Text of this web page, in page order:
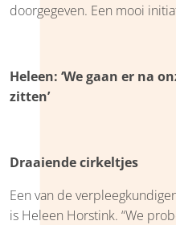
doorgegeven. Een mooi
Heleen: ‘We gaan er na
zitten’
Draaiende cirkeltjes
Een van de
is Heleen Horstink. “We